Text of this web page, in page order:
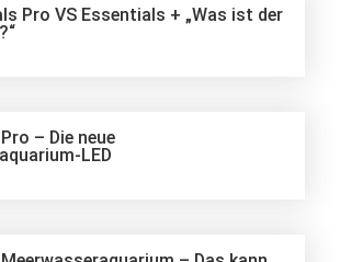
Pro VS Essentials + „Was ist der
– Die neue
LED